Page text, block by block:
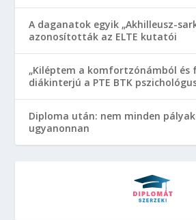
A daganatok egyik „Akhilleusz-
azonosították az ELTE kutatói
„Kiléptem a komfortzónámból és
diákinterjú a PTE BTK
Diploma után: nem minden
ugyanonnan